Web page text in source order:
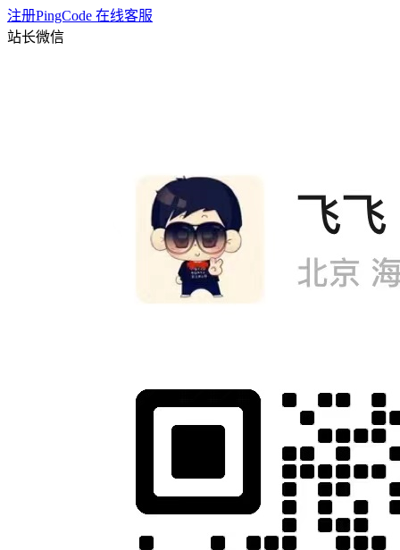
注册PingCode 在线客服
站长微信